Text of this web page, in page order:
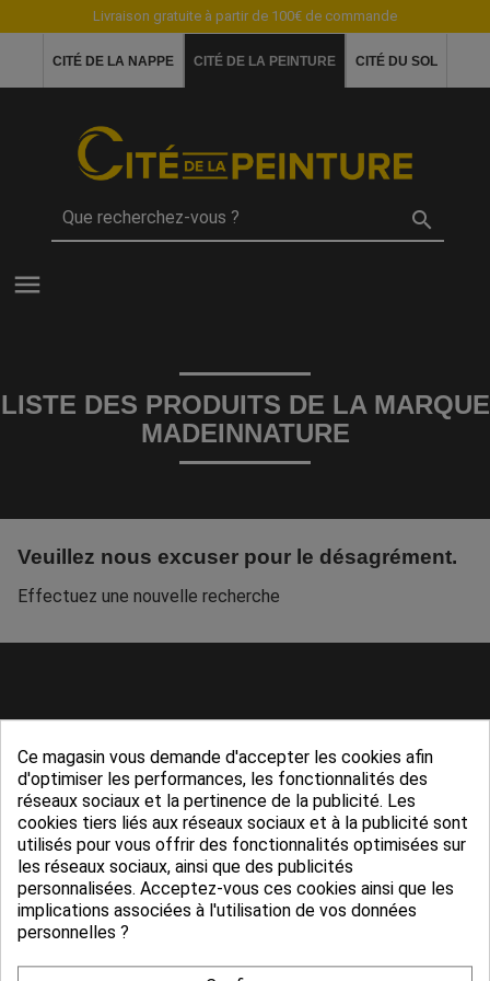
Livraison gratuite à partir de 100€ de commande
CITÉ DE LA NAPPE CITÉ DE LA PEINTURE CITÉ DU SOL

menu
LISTE DES PRODUITS DE LA MARQUE
MADEINNATURE
Veuillez nous excuser pour le désagrément.
Effectuez une nouvelle recherche
Service client
05 65 74 58 60
CGV
Ce magasin vous demande d'accepter les cookies afin
d'optimiser les performances, les fonctionnalités des
réseaux sociaux et la pertinence de la publicité. Les
cookies tiers liés aux réseaux sociaux et à la publicité sont
utilisés pour vous offrir des fonctionnalités optimisées sur
les réseaux sociaux, ainsi que des publicités
personnalisées. Acceptez-vous ces cookies ainsi que les
implications associées à l'utilisation de vos données
personnelles ?